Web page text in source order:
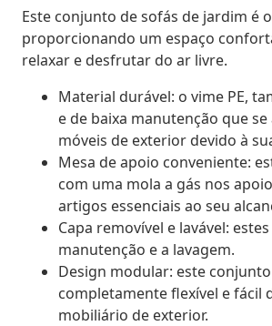
Este conjunto de sofás de jardim é
proporcionando um espaço
relaxar e desfrutar do ar livre.
Material durável: o vime PE,
e de baixa manutenção que
móveis de exterior devido à
Mesa de apoio conveniente:
com uma mola a gás nos
artigos essenciais ao seu
Capa removível e lavável:
manutenção e a lavagem.
Design modular: este
completamente flexível e fácil
mobiliário de exterior.